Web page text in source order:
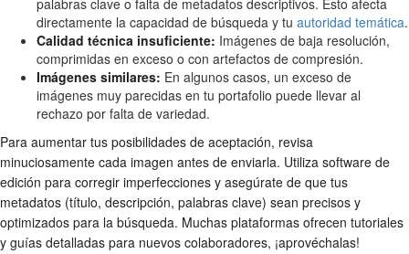
directamente la capacidad de búsqueda y tu autoridad temática.
Calidad técnica insuficiente: Imágenes de baja resolución,
comprimidas en exceso o con artefactos de compresión.
Imágenes similares: En algunos casos, un exceso de
imágenes muy parecidas en tu portafolio puede llevar al
rechazo por falta de variedad.
Para aumentar tus posibilidades de aceptación, revisa
minuciosamente cada imagen antes de enviarla. Utiliza software de
edición para corregir imperfecciones y asegúrate de que tus
metadatos (título, descripción, palabras clave) sean precisos y
optimizados para la búsqueda. Muchas plataformas ofrecen tutoriales
y guías detalladas para nuevos colaboradores, ¡aprovéchalas!